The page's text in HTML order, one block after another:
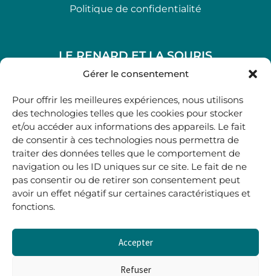
Gérer le consentement
Pour offrir les meilleures expériences, nous utilisons
des technologies telles que les cookies pour stocker
et/ou accéder aux informations des appareils. Le fait
de consentir à ces technologies nous permettra de
traiter des données telles que le comportement de
navigation ou les ID uniques sur ce site. Le fait de ne
pas consentir ou de retirer son consentement peut
avoir un effet négatif sur certaines caractéristiques et
fonctions.
Accepter
Refuser
Politique de confidentialité
LE RENARD ET LA SOURIS
48, rue Maubec 33210 LANGON
05 40 41 37 18
.
MARDI AU SAMEDI
10H00-12H45 | 14H00 -19H00
boutique@lerenardetlasouris.com